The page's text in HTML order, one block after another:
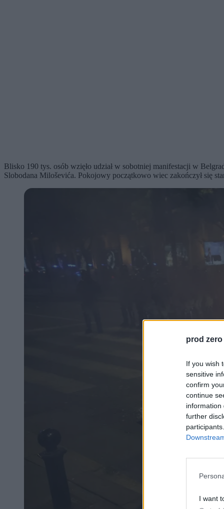
prod zero
If you wish
sensitive
confirm
continue
information
further
I want
Blisko 190 tys. osób wzięło udział w sobotniej manifestacji w
Slobodana Miloševića. Pokojowy początkowo wiec zakończył się